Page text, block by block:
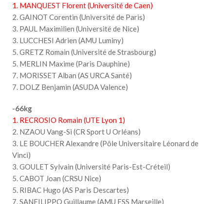
1. MANQUEST Florent (Université de Caen)
2. GAINOT Corentin (Université de Paris)
3. PAUL Maximilien (Université de Nice)
3. LUCCHESI Adrien (AMU Luminy)
5. GRETZ Romain (Université de Strasbourg)
5. MERLIN Maxime (Paris Dauphine)
7. MORISSET Alban (AS URCA Santé)
7. DOLZ Benjamin (ASUDA Valence)
-66kg
1. RECROSIO Romain (UTE Lyon 1)
2. NZAOU Vang-Si (CR Sport U Orléans)
3. LE BOUCHER Alexandre (Pôle Universitaire Léonard de
Vinci)
3. GOULET Sylvain (Université Paris-Est-Créteil)
5. CABOT Joan (CRSU Nice)
5. RIBAC Hugo (AS Paris Descartes)
7. SANFILIPPO Guillaume (AMU FSS Marseille)